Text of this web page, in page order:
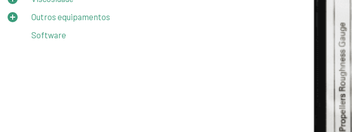
Outros equipamentos
Software